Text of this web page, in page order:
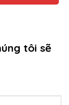
tôi sẽ